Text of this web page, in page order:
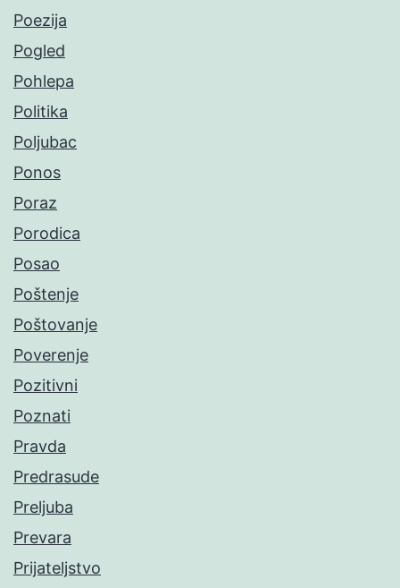
Poezija
Pogled
Pohlepa
Politika
Poljubac
Ponos
Poraz
Porodica
Posao
Poštenje
Poštovanje
Poverenje
Pozitivni
Poznati
Pravda
Predrasude
Preljuba
Prevara
Prijateljstvo